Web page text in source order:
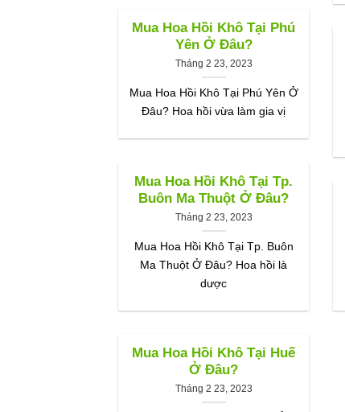
Mua Hoa Hồi Khô Tại Phú
Yên Ở Đâu?
Tháng 2 23, 2023
Mua Hoa Hồi Khô Tại Phú Yên Ở
Đâu? Hoa hồi vừa làm gia vị
Mua Hoa Hồi Khô Tại Tp.
Buôn Ma Thuột Ở Đâu?
Tháng 2 23, 2023
Mua Hoa Hồi Khô Tại Tp. Buôn
Ma Thuột Ở Đâu? Hoa hồi là
dược
Mua Hoa Hồi Khô Tại Huế
Ở Đâu?
Tháng 2 23, 2023